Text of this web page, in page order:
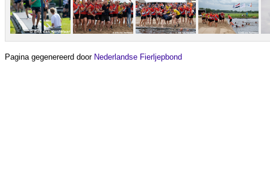
Pagina gegenereerd door Nederlandse Fierljepbond